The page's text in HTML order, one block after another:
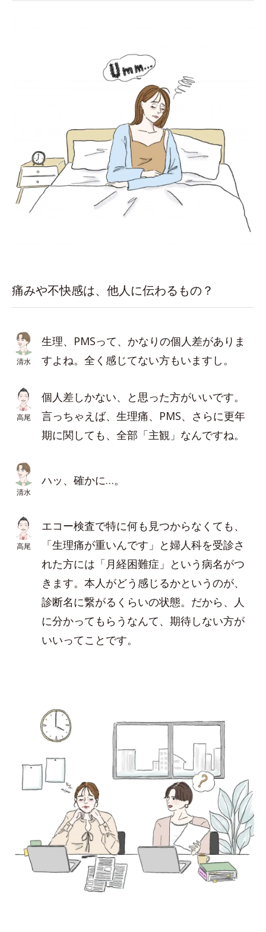
痛みや不快感は、他人に伝わるもの？
清水
生理、PMSって、かなりの個人差がありま
すよね。全く感じてない方もいますし。
高尾
個人差しかない、と思った方がいいです。
言っちゃえば、生理痛、PMS、さらに更年
期に関しても、全部「主観」なんですね。
清水
ハッ、確かに…。
高尾
エコー検査で特に何も見つからなくても、
「生理痛が重いんです」と婦人科を受診さ
れた方には「月経困難症」という病名がつ
きます。本人がどう感じるかというのが、
診断名に繋がるくらいの状態。だから、人
に分かってもらうなんて、期待しない方が
いいってことです。